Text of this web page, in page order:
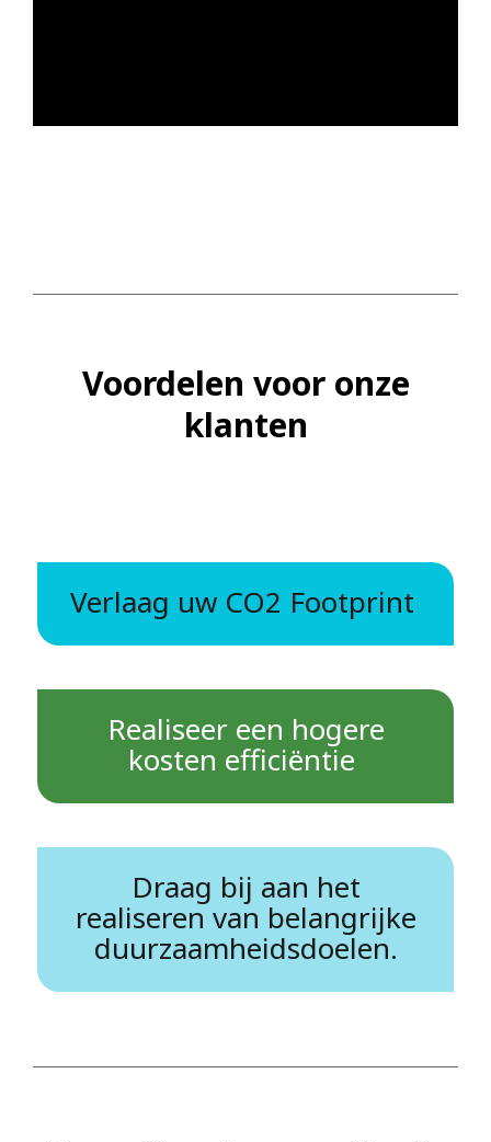
Voordelen voor onze
klanten
Verlaag uw CO2 Footprint
Realiseer een hogere
kosten efficiëntie
Draag bij aan het
realiseren van belangrijke
duurzaamheidsdoelen.